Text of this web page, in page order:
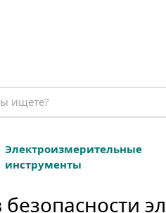
Электроизмерительные
инструменты